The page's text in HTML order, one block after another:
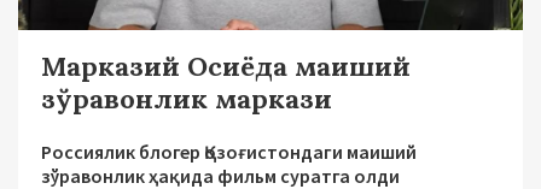
Марказий Осиёда маиший
зўравонлик маркази
Россиялик блогер Қозоғистондаги маиший
зўравонлик ҳақида фильм суратга олди